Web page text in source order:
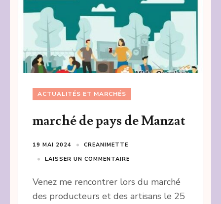
ACTUALITÉS ET MARCHÉS
marché de pays de Manzat
19 MAI 2024
CREANIMETTE
LAISSER UN COMMENTAIRE
Venez me rencontrer lors du marché
des producteurs et des artisans le 25